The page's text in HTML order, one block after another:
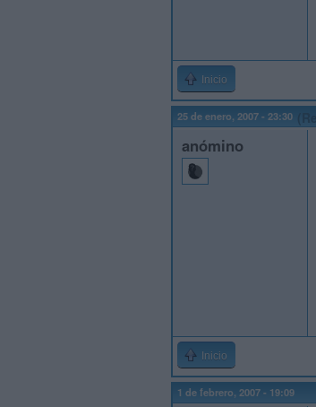
Inicio
25 de enero, 2007 - 23:30
anómino
Inicio
1 de febrero, 2007 - 19:09